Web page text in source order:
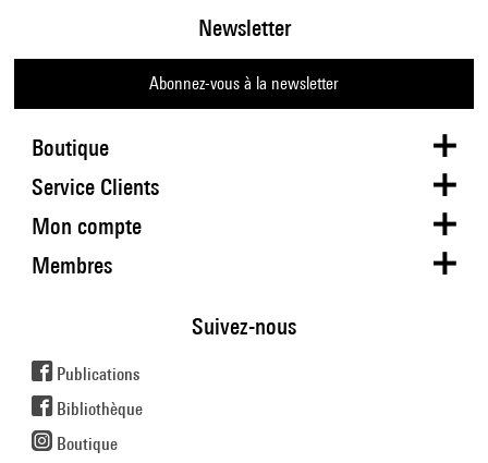
Boutique
Newsletter
Abonnez-vous à la newsletter
Service Clients
Mon compte
Membres
Suivez-nous
Publications
Bibliothèque
Boutique